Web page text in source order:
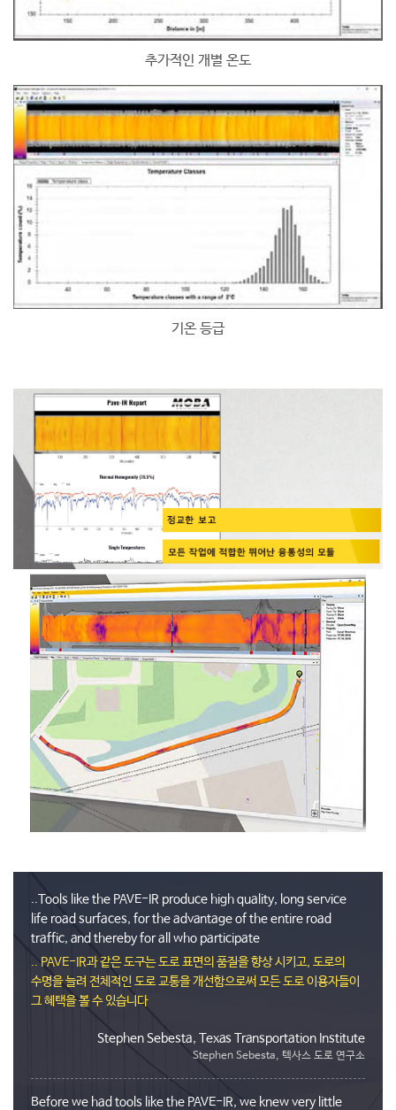
추가적인 개별 온도
기온 등급
..Tools like the PAVE-IR produce high quality, long service
life road surfaces, for the advantage of the entire road
traffic, and thereby for all who participate
.. PAVE-IR과 같은 도구는 도로 표면의 품질을 향상 시키고, 도로의
수명을 늘려 전체적인 도로 교통을 개선함으로써 모든 도로 이용자들이
그 혜택을 볼 수 있습니다
Stephen Sebesta, Texas Transportation Institute
Stephen Sebesta, 텍사스 도로 연구소
Before we had tools like the PAVE-IR, we knew very little